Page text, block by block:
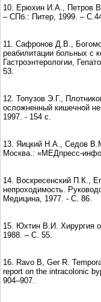
10. Ерюхин И.А., Петров
– СПб.: Питер, 1999. –
11. Сафронов Д.В.,
реабилитации больных с
Гастроэнтерологии,
53.
12. Топузов Э.Г.,
осложненный кишечной
1997. - 154 с.
13. Яицкий Н.А., Седов
Москва.: «МЕДпресс-
14. Воскресенский П.К.,
непроходимость.
Медицина, 1977. - С. 86.
15. Юхтин В.И. Хирургия
1988. – С. 55.
16. Ravo B, Ger R.
report on the intracolonic
904–907.